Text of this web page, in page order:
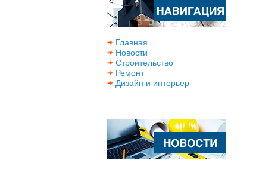
Главная
Новости
Строительство
Ремонт
Дизайн и интерьер